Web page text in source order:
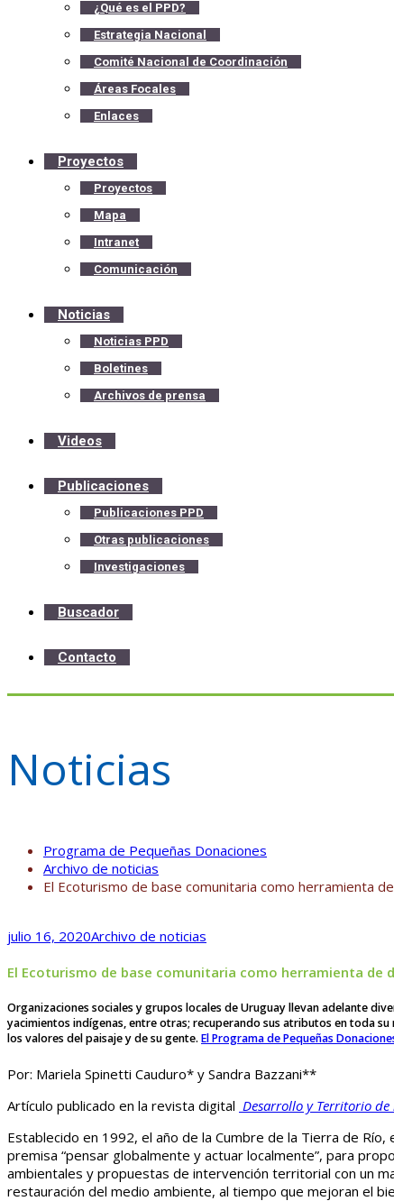
¿Qué es el PPD?
Estrategia Nacional
Comité Nacional de Coordinación
Áreas Focales
Enlaces
Proyectos
Proyectos
Mapa
Intranet
Comunicación
Noticias
Noticias PPD
Boletines
Archivos de prensa
Videos
Publicaciones
Publicaciones PPD
Otras publicaciones
Investigaciones
Buscador
Contacto
Noticias
Programa de Pequeñas Donaciones
Archivo de noticias
El Ecoturismo de base comunitaria como herramienta
julio 16, 2020Archivo de noticias
El Ecoturismo de base comunitaria como herramienta
Organizaciones sociales y grupos locales de Uruguay llevan adelante
yacimientos indígenas, entre otras; recuperando sus atributos en toda
los valores del paisaje y de su gente. El Programa de Pequeñas
Por: Mariela Spinetti Cauduro* y Sandra Bazzani**
Artículo publicado en la revista digital Desarrollo y Territorio
Establecido en 1992, el año de la Cumbre de la Tierra de
premisa “pensar globalmente y actuar localmente”, para
ambientales y propuestas de intervención territorial con un
restauración del medio ambiente, al tiempo que mejoran el